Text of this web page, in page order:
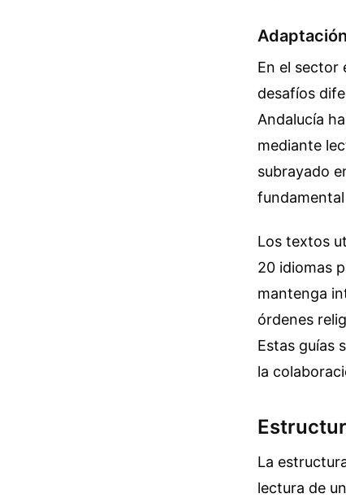
En el sector
desafíos
Andalucía
mediante
subrayado
Los textos
20 idiomas
mantenga
órdenes
Estas guías
la
La
lectura de